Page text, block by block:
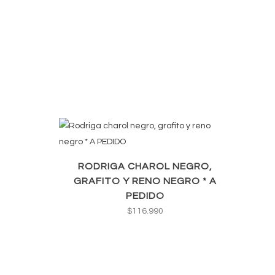
RODRIGA CHAROL NEGRO,
GRAFITO Y RENO NEGRO * A
PEDIDO
$116.990